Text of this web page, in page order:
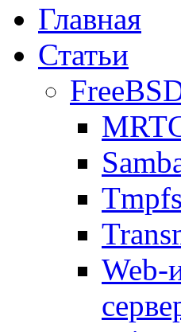
Главная
Статьи
Web-